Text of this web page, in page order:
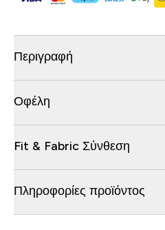
Περιγραφή
Οφέλη
Fit & Fabric Σύνθεση
Πληροφορίες προϊόντος